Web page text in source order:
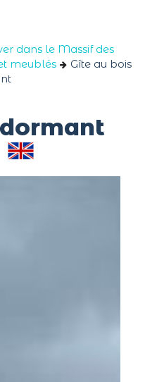
dans le Massif des
meublés
Gîte au bois